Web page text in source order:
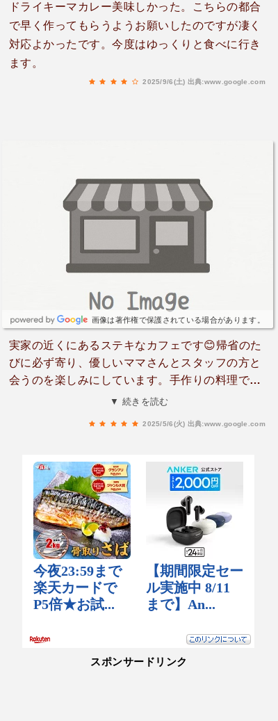
ドライキーマカレー美味しかった。こちらの都合
で早く作ってもらうようお願いしたのですが凄く
対応よかったです。今度はゆっくりと食べに行き
ます。
2025/9/6(土) 出典:www.google.com
画像は著作権で保護されている場合があります。
実家の近くにあるステキなカフェです😊帰省のた
びに必ず寄り、優しいママさんとスタッフの方と
会うのを楽しみにしています。手作りの料理で癒
されてます。今は亡き両親の話をします😊またい
▼ 続きを読む
2025/5/6(火) 出典:www.google.com
スポンサードリンク